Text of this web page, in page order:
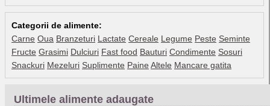
Categorii de alimente:
Carne Oua Branzeturi Lactate Cereale Legume Peste Seminte
Fructe Grasimi Dulciuri Fast food Bauturi Condimente Sosuri
Snackuri Mezeluri Suplimente Paine Altele Mancare gatita
Ultimele alimente adaugate